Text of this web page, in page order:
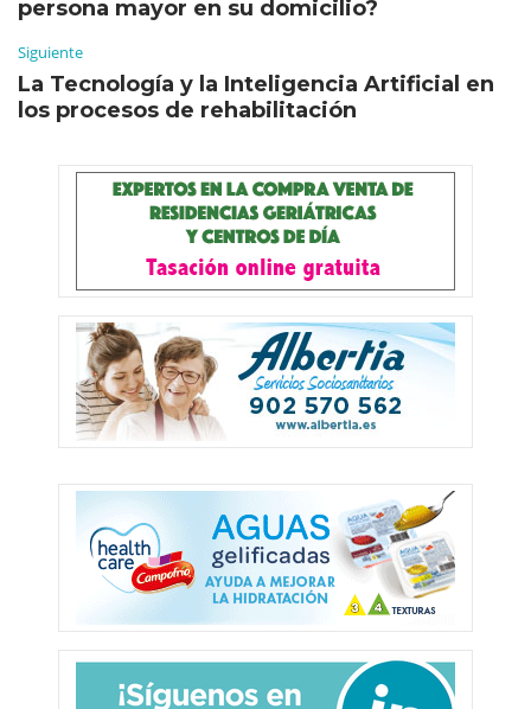
persona mayor en su domicilio?
Siguiente
La Tecnología y la Inteligencia Artificial en
los procesos de rehabilitación